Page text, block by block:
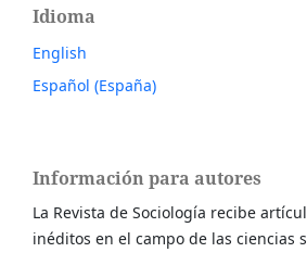
Idioma
English
Español (España)
Información para autores
La Revista de Sociología recibe
inéditos en el campo de las ciencias